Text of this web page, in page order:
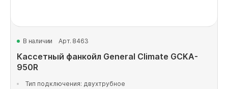
В наличии Арт. 8463
Кассетный фанкойл General Climate GCKA-
950R
Тип подключения: двухтрубное